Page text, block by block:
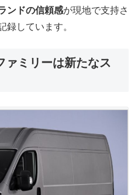
ンドの信頼感が現地で支持さ
録しています。
ァミリーは新たなス